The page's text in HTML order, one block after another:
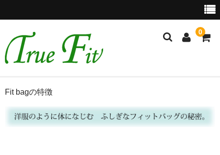
0
ホーム
Brand concept
Fit bagの特徴